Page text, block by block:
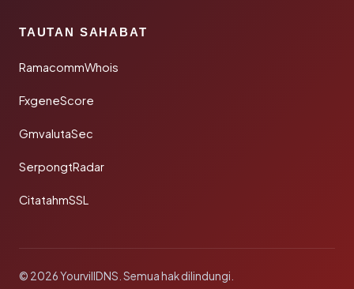
TAUTAN SAHABAT
RamacommWhois
FxgeneScore
GmvalutaSec
SerpongtRadar
CitatahmSSL
© 2026 YourvillDNS. Semua hak dilindungi.